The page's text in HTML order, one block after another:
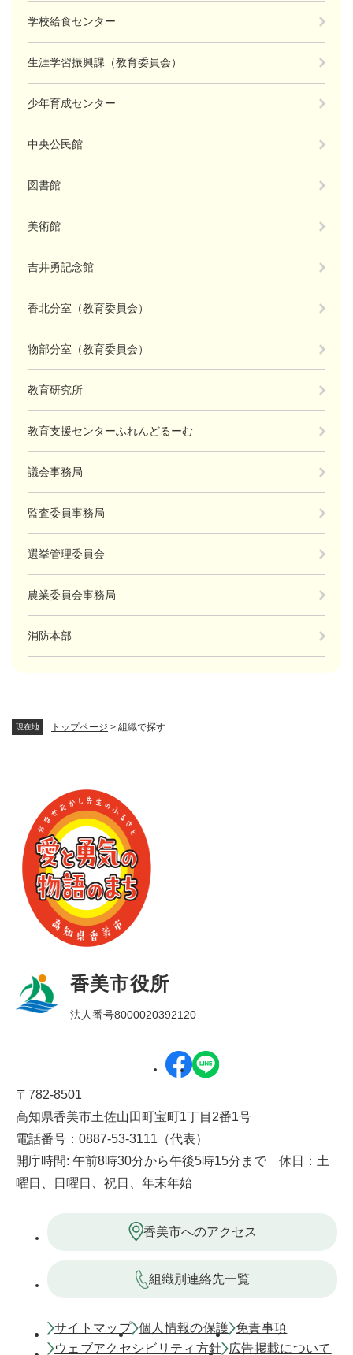
現在地 トップページ > 組織で探す
学校給食センター
生涯学習振興課（教育委員会）
少年育成センター
中央公民館
図書館
美術館
吉井勇記念館
香北分室（教育委員会）
物部分室（教育委員会）
教育研究所
教育支援センターふれんどるーむ
議会事務局
監査委員事務局
選挙管理委員会
農業委員会事務局
消防本部
香美市役所
法人番号8000020392120
〒782-8501
高知県香美市土佐山田町宝町1丁目2番1号
電話番号：0887-53-3111（代表）
開庁時間: 午前8時30分から午後5時15分まで 休日：土
曜日、日曜日、祝日、年末年始
香美市へのアクセス
組織別連絡先一覧
サイトマップ 個人情報の保護 免責事項
ウェブアクセシビリティ方針
広告掲載について